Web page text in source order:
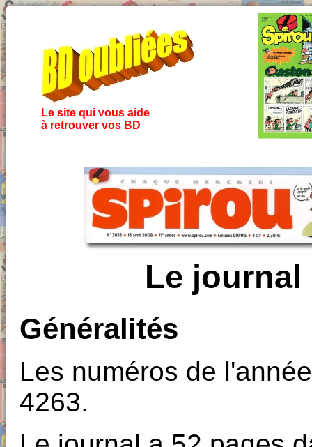
Le site qui vous aide
à retrouver vos BD
Le journal
Généralités
Les numéros de
4263.